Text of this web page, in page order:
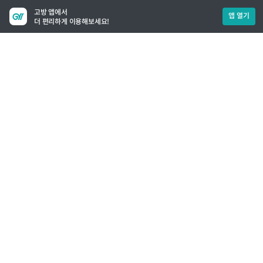
고방 앱에서
더 편리하게 이용해보세요!
앱 열기